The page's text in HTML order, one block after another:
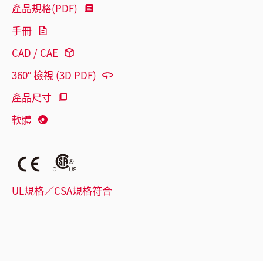
產品規格(PDF)
手冊
CAD / CAE
360° 檢視 (3D PDF)
產品尺寸
軟體
UL規格／CSA規格符合